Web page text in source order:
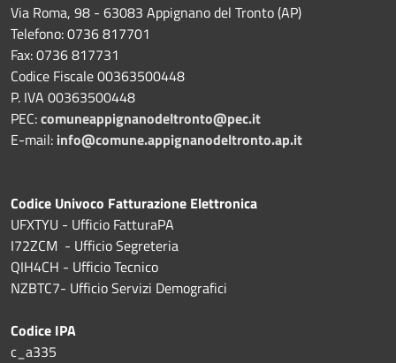
Via Roma, 98 - 63083 Appignano del Tronto (AP)
Telefono: 0736 817701
Fax: 0736 817731
Codice Fiscale 00363500448
P. IVA 00363500448
PEC:comuneappignanodeltronto@pec.it
E-mail: info@comune.appignanodeltronto.ap.it
Codice Univoco Fatturazione Elettronica
UFXTYU - Ufficio FatturaPA
I72ZCM - Ufficio Segreteria
QIH4CH - Ufficio Tecnico
NZBTC7- Ufficio Servizi Demografici
Codice IPA
c_a335